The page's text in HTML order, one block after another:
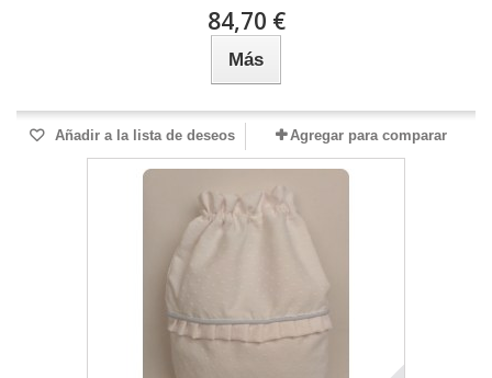
84,70 €
Más
Añadir a la lista de deseos Agregar para comparar